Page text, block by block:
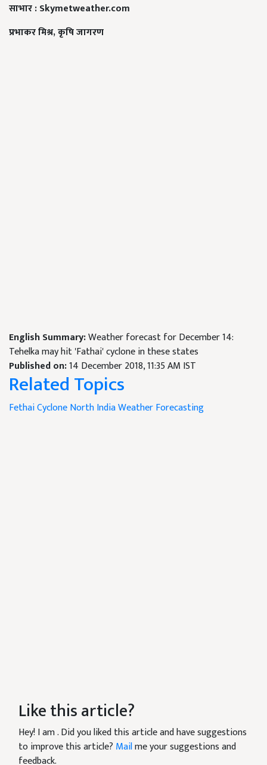
साभार: Skymetweather.com
प्रभाकर मिश्र,कृषि जागरण
English Summary:Weather forecast for December 14:
Tehelka may hit 'Fathai' cyclone in these states
Published on:14 December 2018, 11:35 AM IST
Related Topics
Fethai CycloneNorth IndiaWeatherForecasting
Like this article?
Hey! I am. Did you liked this article and have suggestions
to improve this article? Mailme your suggestions and
feedback.